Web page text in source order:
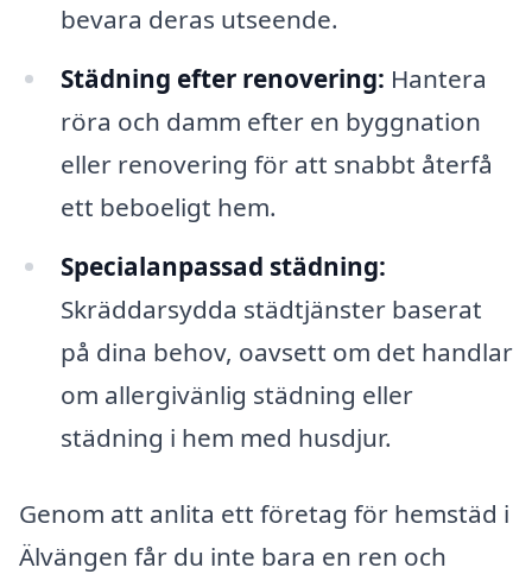
bevara deras utseende.
Städning efter renovering: Hantera
röra och damm efter en byggnation
eller renovering för att snabbt återfå
ett beboeligt hem.
Specialanpassad städning:
Skräddarsydda städtjänster baserat
på dina behov, oavsett om det handlar
om allergivänlig städning eller
städning i hem med husdjur.
Genom att anlita ett företag för hemstäd i
Älvängen får du inte bara en ren och